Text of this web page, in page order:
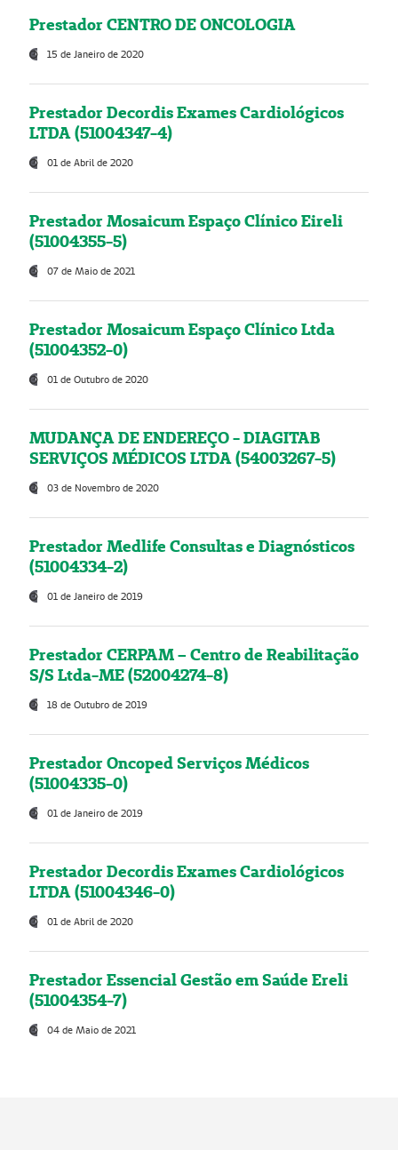
Prestador CENTRO DE ONCOLOGIA
15 de Janeiro de 2020
Prestador Decordis Exames Cardiológicos
LTDA (51004347-4)
01 de Abril de 2020
Prestador Mosaicum Espaço Clínico Eireli
(51004355-5)
07 de Maio de 2021
Prestador Mosaicum Espaço Clínico Ltda
(51004352-0)
01 de Outubro de 2020
MUDANÇA DE ENDEREÇO - DIAGITAB
SERVIÇOS MÉDICOS LTDA (54003267-5)
03 de Novembro de 2020
Prestador Medlife Consultas e Diagnósticos
(51004334-2)
01 de Janeiro de 2019
Prestador CERPAM – Centro de Reabilitação
S/S Ltda-ME (52004274-8)
18 de Outubro de 2019
Prestador Oncoped Serviços Médicos
(51004335-0)
01 de Janeiro de 2019
Prestador Decordis Exames Cardiológicos
LTDA (51004346-0)
01 de Abril de 2020
Prestador Essencial Gestão em Saúde Ereli
(51004354-7)
04 de Maio de 2021